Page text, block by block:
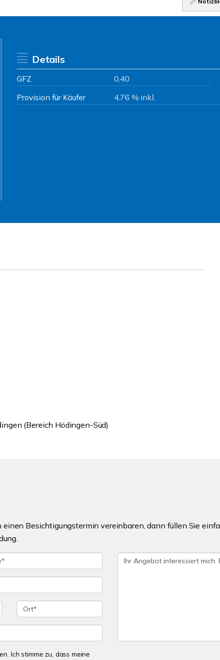
Details
GFZ
0,40
Provision für Käufer
4,76 % inkl.
(Bereich Hödingen-Süd)
Besichtigungstermin vereinbaren, dann füllen Sie
Ich stimme zu, dass meine